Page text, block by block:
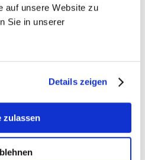
auf unsere Website zu
Sie in unserer
Details zeigen
zulassen
zu suchen.
bereisen unsere
den Kontinent und
politische Wirksamkeit
inklusiver machen.
endet am 30.
mit der Deutschen